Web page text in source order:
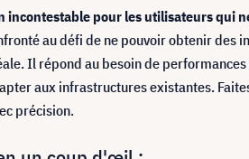
incontestable pour les utilisateurs qui
au défi de ne pouvoir obtenir
Il répond au besoin de
aux infrastructures existantes.
précision.